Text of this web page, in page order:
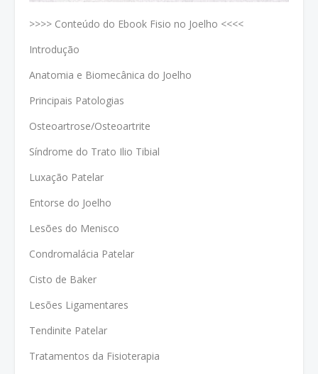
>>>> Conteúdo do Ebook Fisio no Joelho <<<<
Introdução
Anatomia e Biomecânica do Joelho
Principais Patologias
Osteoartrose/Osteoartrite
Síndrome do Trato Ilio Tibial
Luxação Patelar
Entorse do Joelho
Lesões do Menisco
Condromalácia Patelar
Cisto de Baker
Lesões Ligamentares
Tendinite Patelar
Tratamentos da Fisioterapia